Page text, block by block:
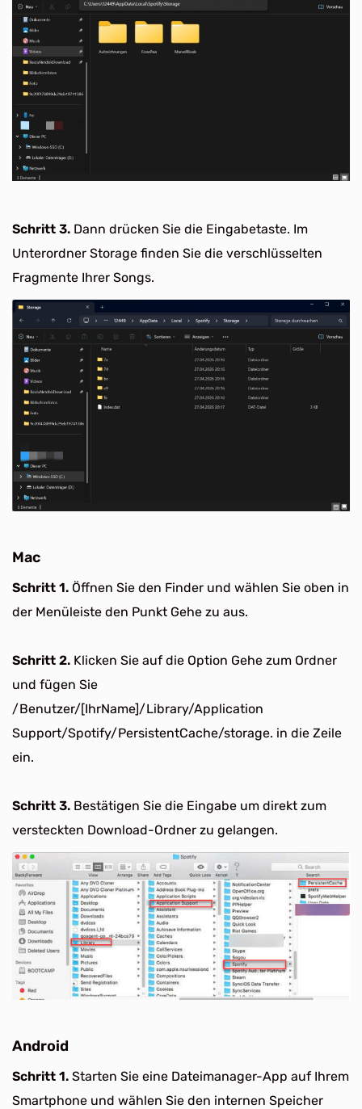
Schritt 3. Dann drücken Sie die Eingabetaste. Im
Unterordner Storage finden Sie die verschlüsselten
Fragmente Ihrer Songs.
Mac
Schritt 1. Öffnen Sie den Finder und wählen Sie oben in
der Menüleiste den Punkt Gehe zu aus.
Schritt 2. Klicken Sie auf die Option Gehe zum Ordner
und fügen Sie
/Benutzer/[IhrName]/Library/Application
Support/Spotify/PersistentCache/storage. in die Zeile
ein.
Schritt 3. Bestätigen Sie die Eingabe um direkt zum
versteckten Download-Ordner zu gelangen.
Android
Schritt 1. Starten Sie eine Dateimanager-App auf Ihrem
Smartphone und wählen Sie den internen Speicher